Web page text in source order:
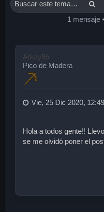
1 mensaje
Arkay95
Pico de Madera
Vie, 25 Dic 2020, 12:49
Hola a todos gente!!
se me olvidó poner el